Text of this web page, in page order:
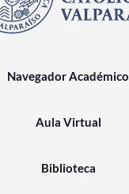
Navegador Académico
Aula Virtual
Biblioteca